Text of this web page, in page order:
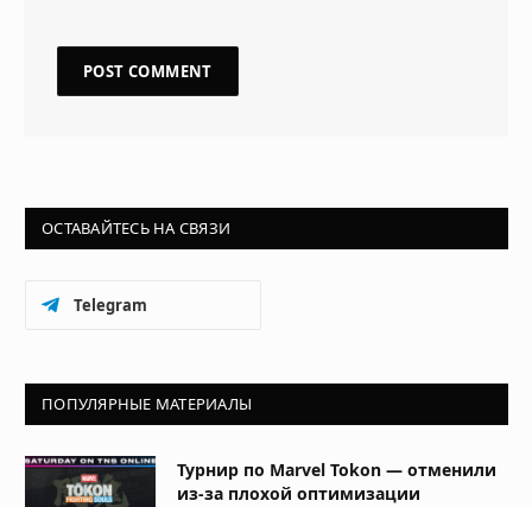
ОСТАВАЙТЕСЬ НА СВЯЗИ
Telegram
ПОПУЛЯРНЫЕ МАТЕРИАЛЫ
Турнир по Marvel Tokon — отменили
из-за плохой оптимизации